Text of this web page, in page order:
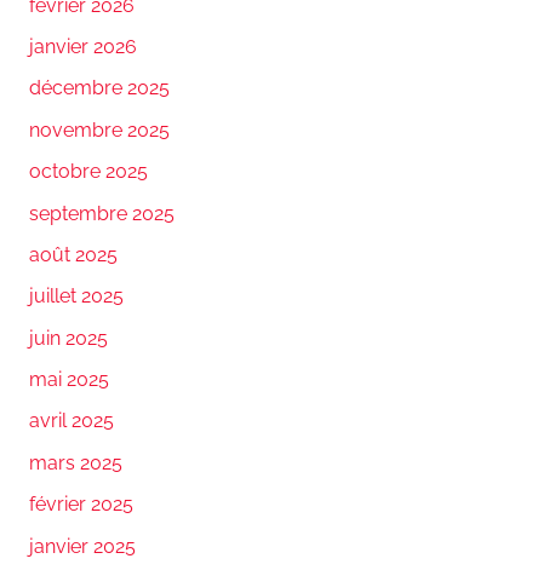
février 2026
janvier 2026
décembre 2025
novembre 2025
octobre 2025
septembre 2025
août 2025
juillet 2025
juin 2025
mai 2025
avril 2025
mars 2025
février 2025
janvier 2025